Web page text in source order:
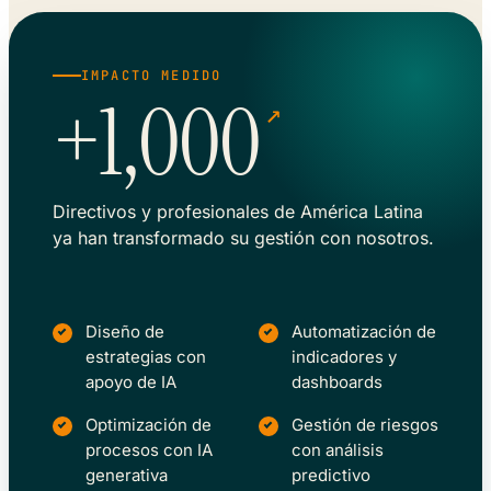
IMPACTO MEDIDO
+1,000 ↗
Directivos y profesionales de América Latina
ya han transformado su gestión con nosotros.
Diseño de
estrategias con
apoyo de IA
Automatización de
indicadores y
dashboards
Optimización de
procesos con IA
generativa
Gestión de riesgos
con análisis
predictivo